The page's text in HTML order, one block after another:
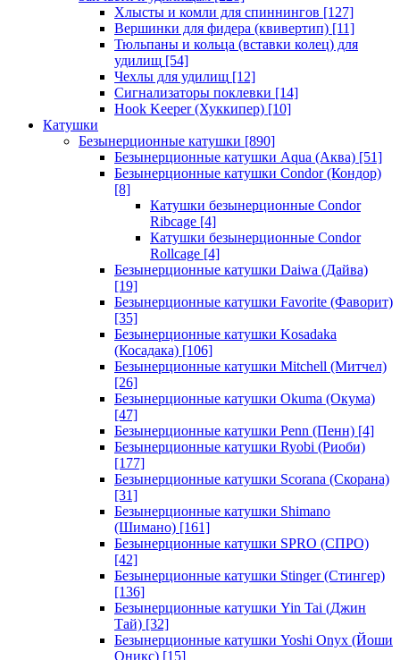
Хлысты и комли для спиннингов [127]
Вершинки для фидера (квивертип) [11]
Тюльпаны и кольца (вставки колец) для
удилищ [54]
Чехлы для удилищ [12]
Сигнализаторы поклевки [14]
Hook Keeper (Хуккипер) [10]
Катушки
Безынерционные катушки [890]
Безынерционные катушки Aqua (Аква) [51]
Безынерционные катушки Condor (Кондор)
[8]
Катушки безынерционные Condor
Ribcage [4]
Катушки безынерционные Condor
Rollcage [4]
Безынерционные катушки Daiwa (Дайва)
[19]
Безынерционные катушки Favorite (Фаворит)
[35]
Безынерционные катушки Kosadaka
(Косадака) [106]
Безынерционные катушки Mitchell (Митчел)
[26]
Безынерционные катушки Okuma (Окума)
[47]
Безынерционные катушки Penn (Пенн) [4]
Безынерционные катушки Ryobi (Риоби)
[177]
Безынерционные катушки Scorana (Скорана)
[31]
Безынерционные катушки Shimano
(Шимано) [161]
Безынерционные катушки SPRO (СПРО)
[42]
Безынерционные катушки Stinger (Стингер)
[136]
Безынерционные катушки Yin Tai (Джин
Тай) [32]
Безынерционные катушки Yoshi Onyx (Йоши
Оникс) [15]